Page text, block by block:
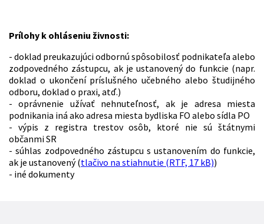
Prílohy k ohláseniu živnosti:
- doklad preukazujúci odbornú spôsobilosť podnikateľa alebo
zodpovedného zástupcu, ak je ustanovený do funkcie (napr.
doklad o ukončení príslušného učebného alebo študijného
odboru, doklad o praxi, atď.)
- oprávnenie užívať nehnuteľnosť, ak je adresa miesta
podnikania iná ako adresa miesta bydliska FO alebo sídla PO
- výpis z registra trestov osôb, ktoré nie sú štátnymi
občanmi SR
- súhlas zodpovedného zástupcu s ustanovením do funkcie,
ak je ustanovený (tlačivo na stiahnutie (RTF, 17 kB))
- iné dokumenty